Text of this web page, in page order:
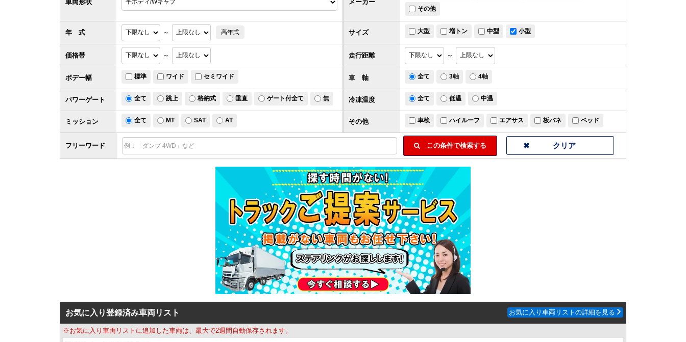
車両形状
サイズ 大型 増トン 中型 小型
価格帯 ～
フリーワード この条件で検索する
メーカー
その他
年 式 ～ 高年式
走行距離 ～
ボデー幅 標準 ワイド セミワイド 車 軸 全て 3軸 4軸
パワーゲート 全て 跳上 格納式 垂直 ゲート付全て 無 冷凍温度 全て 低温 中温
ミッション 全て MT SAT AT その他 車検 ハイルーフ エアサス 板バネ ベッド
お気に入り登録済み車両リスト お気に入り車両リストの詳細を見る
※お気に入り車両リストに追加した車両は、最大で2週間自動保存されます。